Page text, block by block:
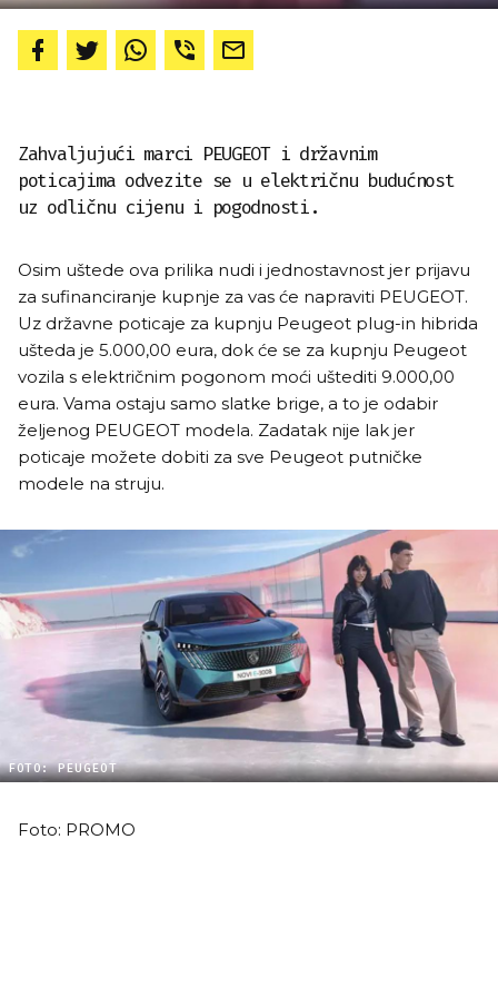
Zahvaljujući marci PEUGEOT i državnim
poticajima odvezite se u električnu budućnost
uz odličnu cijenu i pogodnosti.
Osim uštede ova prilika nudi i jednostavnost jer prijavu
za sufinanciranje kupnje za vas će napraviti PEUGEOT.
Uz državne poticaje za kupnju Peugeot plug-in hibrida
ušteda je 5.000,00 eura, dok će se za kupnju Peugeot
vozila s električnim pogonom moći uštediti 9.000,00
eura. Vama ostaju samo slatke brige, a to je odabir
željenog PEUGEOT modela. Zadatak nije lak jer
poticaje možete dobiti za sve Peugeot putničke
modele na struju.
FOTO: PEUGEOT
Foto: PROMO